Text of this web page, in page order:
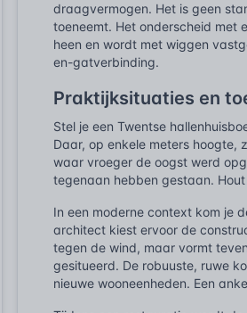
draagvermogen. Het is geen
toeneemt. Het onderscheid met
heen en wordt met wiggen
en-gatverbinding.
Praktijksituaties en
Stel je een Twentse
Daar, op enkele meters hoogte,
waar vroeger de oogst werd
tegenaan hebben gestaan.
In een moderne context kom je
architect kiest ervoor de
tegen de wind, maar vormt
gesitueerd. De robuuste, ruwe
nieuwe wooneenheden. Een